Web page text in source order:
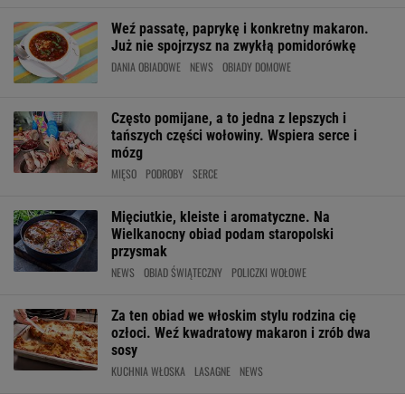
Weź passatę, paprykę i konkretny makaron.
Już nie spojrzysz na zwykłą pomidorówkę
DANIA OBIADOWE NEWS OBIADY DOMOWE
Często pomijane, a to jedna z lepszych i
tańszych części wołowiny. Wspiera serce i
mózg
MIĘSO PODROBY SERCE
Mięciutkie, kleiste i aromatyczne. Na
Wielkanocny obiad podam staropolski
przysmak
NEWS OBIAD ŚWIĄTECZNY POLICZKI WOŁOWE
Za ten obiad we włoskim stylu rodzina cię
ozłoci. Weź kwadratowy makaron i zrób dwa
sosy
KUCHNIA WŁOSKA LASAGNE NEWS